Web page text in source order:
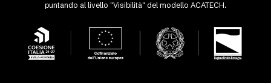
puntando al livello "Visibilità" del modello ACATECH.